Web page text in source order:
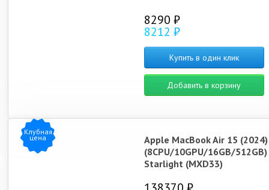
8290 ₽
8212 ₽
Купить в один клик
Добавить в корзину
Клубная
цена
Apple MacBook Air 15
(8CPU/10GPU/16GB/512GB)
Starlight (MXD33)